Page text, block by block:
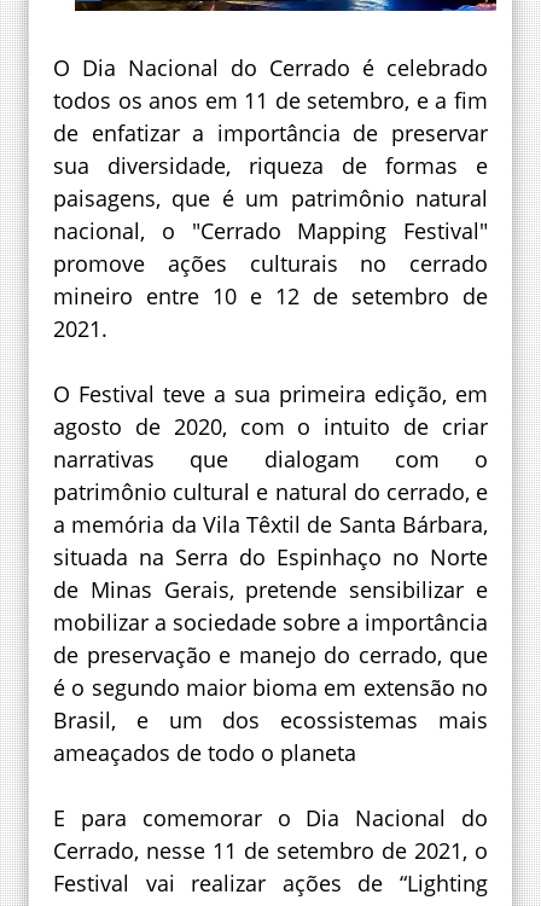
O Dia Nacional do Cerrado é celebrado
todos os anos em 11 de setembro, e a fim
de enfatizar a importância de preservar
sua diversidade, riqueza de formas e
paisagens, que é um patrimônio natural
nacional, o "Cerrado Mapping Festival"
promove ações culturais no cerrado
mineiro entre 10 e 12 de setembro de
2021.
O Festival teve a sua primeira edição, em
agosto de 2020, com o intuito de criar
narrativas que dialogam com o
patrimônio cultural e natural do cerrado, e
a memória da Vila Têxtil de Santa Bárbara,
situada na Serra do Espinhaço no Norte
de Minas Gerais, pretende sensibilizar e
mobilizar a sociedade sobre a importância
de preservação e manejo do cerrado, que
é o segundo maior bioma em extensão no
Brasil, e um dos ecossistemas mais
ameaçados de todo o planeta
E para comemorar o Dia Nacional do
Cerrado, nesse 11 de setembro de 2021, o
Festival vai realizar ações de “Lighting